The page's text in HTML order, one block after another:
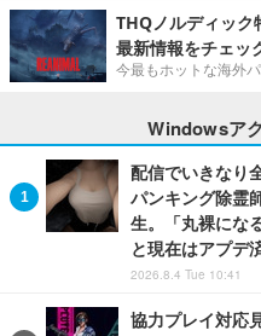
THQノルディック
最新情報をチェッ
今最もホットな海外
Windowsア
配信でいきなり
パンキング除霊
生。「丸裸にな
と現在はアプデ
2026.8.4 Tue 10:41
協力プレイ対応